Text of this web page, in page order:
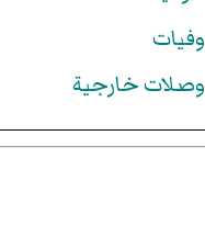
وفيات
وصلات خارجية